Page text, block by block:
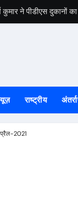
ने पीडीएस दुकानों का
को लेकर भाजपा
यूआईएसएल के वरीय
गागराई ने पंचायत
का मुद्दा, सांसद जोबा
राष्ट्रीय
2021